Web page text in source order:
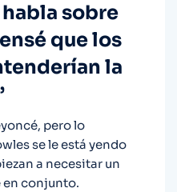
sobre
que los
la
pero lo
se le está yendo
a necesitar un
en conjunto.